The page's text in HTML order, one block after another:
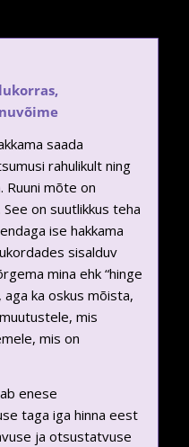
saada
rahulikult ning
Ruuni mõte on
on suutlikkus teha
ise hakkama
sisalduv
mina ehk “hinge
ka oskus mõista,
mis
mis on
enese
taga iga hinna eest
ja otsustatvuse